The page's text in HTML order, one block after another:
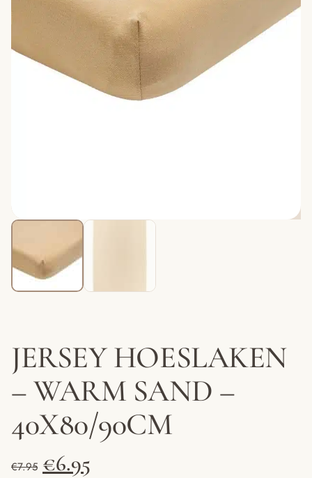
JERSEY HOESLAKEN
– WARM SAND –
40X80/90CM
€7.95 Oorspronkelijke
€6.95